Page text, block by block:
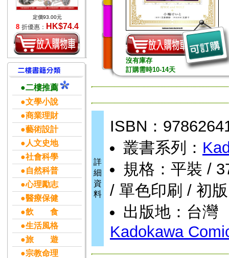
定價93.00元
8 折優惠： HK$74.4
●二樓推薦
●文學小說
●商業理財
●藝術設計
●人文史地
●社會科學
●自然科普
●心理勵志
●醫療保健
●飲 食
●生活風格
●旅 遊
●宗教命理
沒有庫存
訂購需時10-14天
詳
細
資
料
ISBN：
叢書系列：
規格：平裝 /
/ 單色印刷 / 初版
出版地：台灣
Kadokawa